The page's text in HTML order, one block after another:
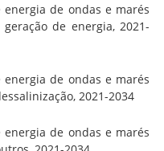
energia de ondas e marés
de energia, 2021-
energia de ondas e marés
2021-2034
energia de ondas e marés